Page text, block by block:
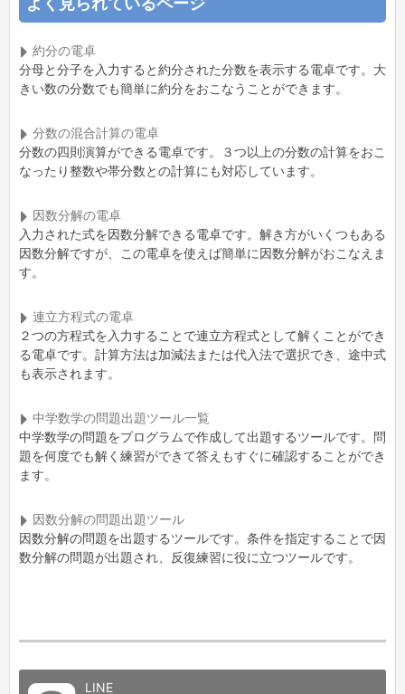
よく見られているページ
約分の電卓
分母と分子を入力すると約分された分数を表示する電卓です。大
きい数の分数でも簡単に約分をおこなうことができます。
分数の混合計算の電卓
分数の四則演算ができる電卓です。３つ以上の分数の計算をおこ
なったり整数や帯分数との計算にも対応しています。
因数分解の電卓
入力された式を因数分解できる電卓です。解き方がいくつもある
因数分解ですが、この電卓を使えば簡単に因数分解がおこなえま
す。
連立方程式の電卓
２つの方程式を入力することで連立方程式として解くことができ
る電卓です。計算方法は加減法または代入法で選択でき、途中式
も表示されます。
中学数学の問題出題ツール一覧
中学数学の問題をプログラムで作成して出題するツールです。問
題を何度でも解く練習ができて答えもすぐに確認することができ
ます。
因数分解の問題出題ツール
因数分解の問題を出題するツールです。条件を指定することで因
数分解の問題が出題され、反復練習に役に立つツールです。
LINE